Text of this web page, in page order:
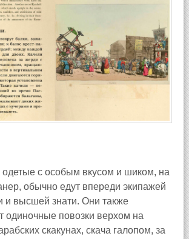
с особым вкусом и шиком, на
обычно едут впереди экипажей
и высшей знати. Они также
одиночные повозки верхом на
скакунах, скача галопом, за